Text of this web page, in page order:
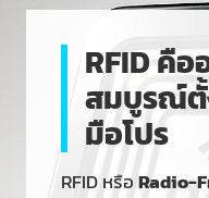
RFID
ตู้ออกบัตร
ตู้คิดเงิน
บทความ
ติดต่อเรา
RFID คือ
สมบูรณ์ตั้
มือโปร
RFID หรือRadio-